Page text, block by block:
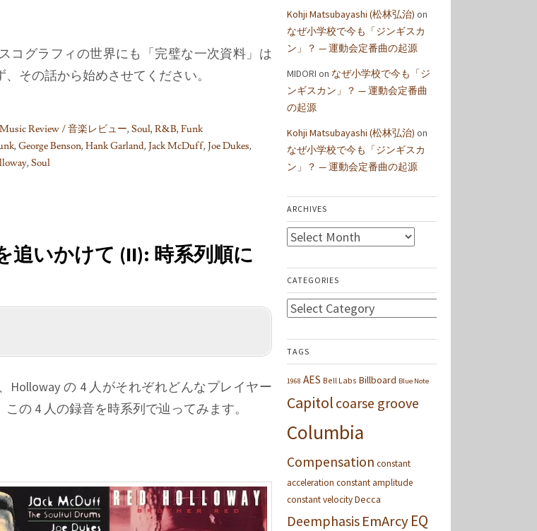
コグラフィの世界にも「完璧な一次資料」は
その話から始めさせてください。
Music Review / 音楽レビュー,Soul, R&B, Funk
,George Benson,Hank Garland,Jack McDuff,Joe Dukes,
,Soul
追いかけて (II): 時系列順に
Holloway の 4 人がそれぞれどんなプレイヤー
の 4 人の録音を時系列で辿ってみます。
Kohji Matsubayashi (松林弘治) on
なぜ小学校で今も「ジンギスカ
ン」？ — 運動会定番曲の起源
MIDORI on なぜ小学校で今も「ジ
ンギスカン」？ — 運動会定番曲
の起源
Kohji Matsubayashi (松林弘治) on
なぜ小学校で今も「ジンギスカ
ン」？ — 運動会定番曲の起源
ARCHIVES
Archives
CATEGORIES
Categories
TAGS
1968 AES Bell Labs Billboard Blue Note
Capitol coarse groove
Columbia
Compensation constant
acceleration constant amplitude
constant velocityDecca
Deemphasis EmArcyEQ